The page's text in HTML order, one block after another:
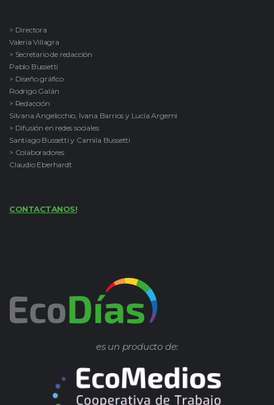
> Directora
Valeria Villagra
> Secretario de redacción
Pablo Bussetti
> Diseño gráfico
Rodrigo Galán
> Redacción
Silvana Angelicchio, Ivana Barrios y Lucía Argemi
> Difusión en redes sociales
Santiago Bussetti y Camila Bussetti
> Colaboradores
Claudio Eberhardt
CONTACTANOS!
es un producto de: